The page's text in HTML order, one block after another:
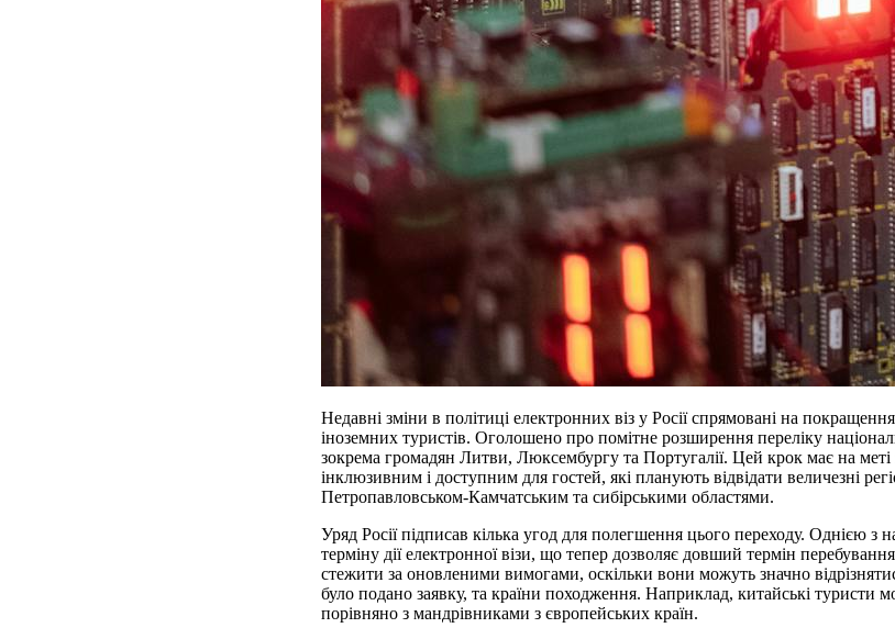
Недавні зміни в політиці електронних віз у Росії спрямовані на
іноземних туристів. Оголошено про помітне розширення переліку
зокрема громадян Литви, Люксембургу та Португалії. Цей крок має на
інклюзивним і доступним для гостей, які планують відвідати величезні
Петропавловськом-Камчатським та сибірськими областями.
Уряд Росії підписав кілька угод для полегшення цього переходу. Однією
терміну дії електронної візи, що тепер дозволяє довший термін
стежити за оновленими вимогами, оскільки вони можуть значно
було подано заявку, та країни походження. Наприклад, китайські туристи
порівняно з мандрівниками з європейських країн.